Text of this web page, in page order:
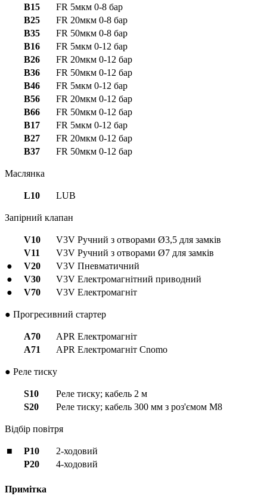
B15
FR 5мкм 0-8 бар
B25
FR 20мкм 0-8 бар
B35
FR 50мкм 0-8 бар
B16
FR 5мкм 0-12 бар
B26
FR 20мкм 0-12 бар
B36
FR 50мкм 0-12 бар
B46
FR 5мкм 0-12 бар
B56
FR 20мкм 0-12 бар
B66
FR 50мкм 0-12 бар
B17
FR 5мкм 0-12 бар
B27
FR 20мкм 0-12 бар
B37
FR 50мкм 0-12 бар
Маслянка
L10 LUB
Запірний клапан
V10
V3V Ручний з отворами Ø3,5 для замків
V11
V3V Ручний з отворами Ø7 для замків
●
V20
V3V Пневматичний
●
V30
V3V Електромагнітний приводний
●
V70 V3V Електромагніт
● Прогресивний стартер
A70
APR Eлектромагніт
A71
APR Електромагніт Cnomo
● Реле тиску
S10
Реле тиску; кабель 2 м
S20
Реле тиску; кабель 300 мм з роз'ємом M8
Відбір повітря
■ P10
2-ходовий
P20
4-ходовий
Примітка